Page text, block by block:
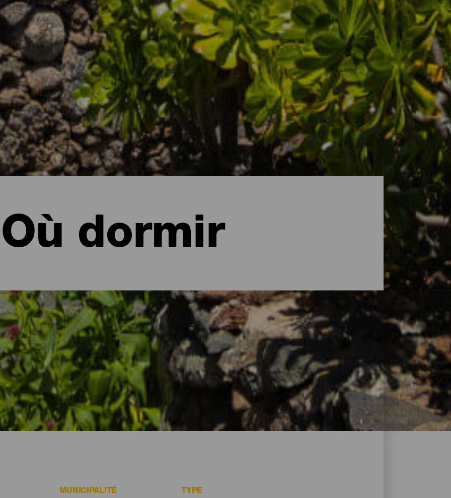
Où dormir
et appartements d'El Hierro
volcanique et la gastronomie de l’île, l’heure est venue de profiter d’un repos réparateur. L’offre
de chaque voyageur à travers des complexes touristiques proposant tout le nécessaire. Des petits
aux appartements vous permettant de vivre à votre façon, en passant par les maisons rurales nichées
un logement fait pour vous à El Hierro.
MUNICIPALITÉ TYPE